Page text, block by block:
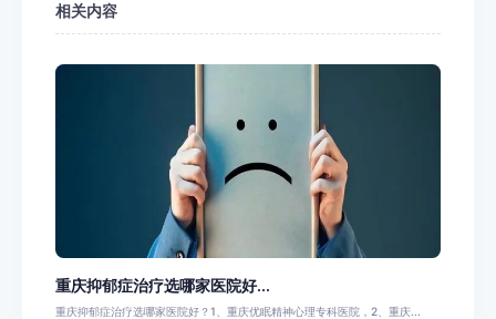
相关内容
重庆抑郁症治疗选哪家医院好...
重庆抑郁症治疗选哪家医院好？1、重庆优眠精神心理专科医院，2、重庆...